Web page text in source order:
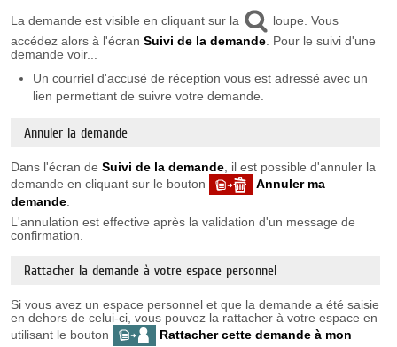
La demande est visible en cliquant sur la
loupe. Vous
accédez alors à l'écran Suivi de la demande. Pour le suivi d'une
demande voir...
Un courriel d'accusé de réception vous est adressé avec un
lien permettant de suivre votre demande.
Annuler la demande
Dans l'écran de Suivi de la demande, il est possible d'annuler la
demande en cliquant sur le bouton
Annuler ma
demande.
L'annulation est effective après la validation d'un message de
confirmation.
Rattacher la demande à votre espace personnel
Si vous avez un espace personnel et que la demande a été saisie
en dehors de celui-ci, vous pouvez la rattacher à votre espace en
utilisant le bouton
Rattacher cette demande à mon